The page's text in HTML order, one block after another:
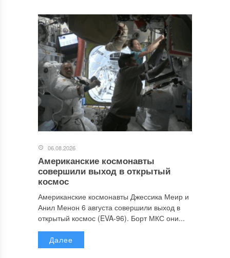
06.08.2026
Американские космонавты
совершили выход в открытый
космос
Американские космонавты Джессика Меир и
Анил Менон 6 августа совершили выход в
открытый космос (EVA-96). Борт МКС они...
Далее